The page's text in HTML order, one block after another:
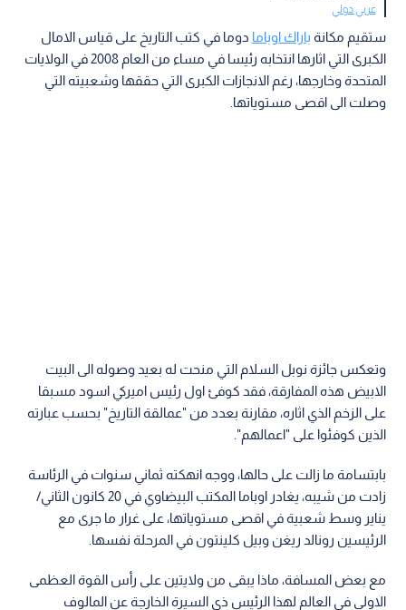
عربي دولي
ستقيم مكانة باراك اوباما دوما في كتب التاريخ على قياس الامال
الكبرى التي اثارها انتخابه رئيسا في مساء من العام 2008 في الولايات
المتحدة وخارجها، رغم الانجازات الكبرى التي حققها وشعبيته التي
وصلت الى اقصى مستوياتها.
وتعكس جائزة نوبل السلام التي منحت له بعيد وصوله الى البيت
الابيض هذه المفارقة، فقد كوفئ اول رئيس اميركي اسود مسبقا
على الزخم الذي اثاره، مقارنة بعدد من "عمالقة التاريخ" بحسب عبارته
الذين كوفئوا على "اعمالهم".
بابتسامة ما زالت على حالها، ووجه انهكته ثماني سنوات في الرئاسة
زادت من شيبه، يغادر اوباما المكتب البيضاوي في 20 كانون الثاني/
يناير وسط شعبية في اقصى مستوياتها، على غرار ما جرى مع
الرئيسين رونالد ريغن وبيل كلينتون في المرحلة نفسها.
مع بعض المسافة، ماذا يبقى من ولايتين على رأس القوة العظمى
الاولى في العالم لهذا الرئيس ذي السيرة الخارجة عن المالوف